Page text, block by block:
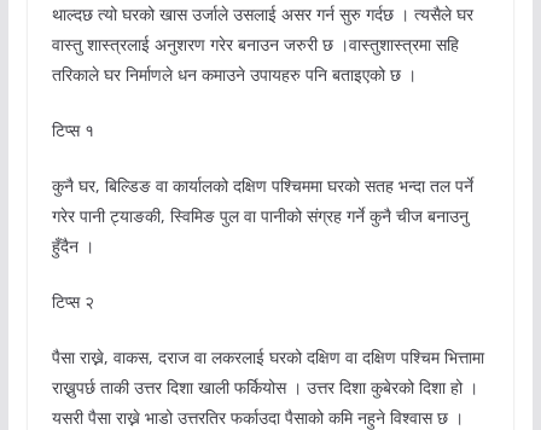
थाल्दछ त्यो घरको खास उर्जाले उसलाई असर गर्न सुरु गर्दछ । त्यसैले घर
वास्तु शास्त्रलाई अनुशरण गरेर बनाउन जरुरी छ ।वास्तुशास्त्रमा सहि
तरिकाले घर निर्माणले धन कमाउने उपायहरु पनि बताइएको छ ।
टिप्स १
कुनै घर, बिल्डिङ वा कार्यालको दक्षिण पश्चिममा घरको सतह भन्दा तल पर्ने
गरेर पानी ट्याङकी, स्विमिङ पुल वा पानीको संग्रह गर्ने कुनै चीज बनाउनु
हुँदैन ।
टिप्स २
पैसा राख्ने, वाकस, दराज वा लकरलाई घरको दक्षिण वा दक्षिण पश्चिम भित्तामा
राख्नुपर्छ ताकी उत्तर दिशा खाली फर्कियोस । उत्तर दिशा कुबेरको दिशा हो ।
यसरी पैसा राख्ने भाडो उत्तरतिर फर्काउदा पैसाको कमि नहुने विश्वास छ ।